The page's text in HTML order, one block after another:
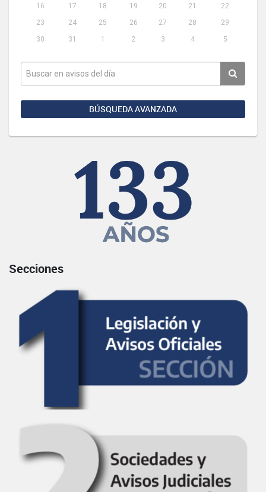
16
17 18 19 20 21
22
23
24 25 26 27 28
29
30
31 1 2 3 4 5
BÚSQUEDA AVANZADA
Secciones